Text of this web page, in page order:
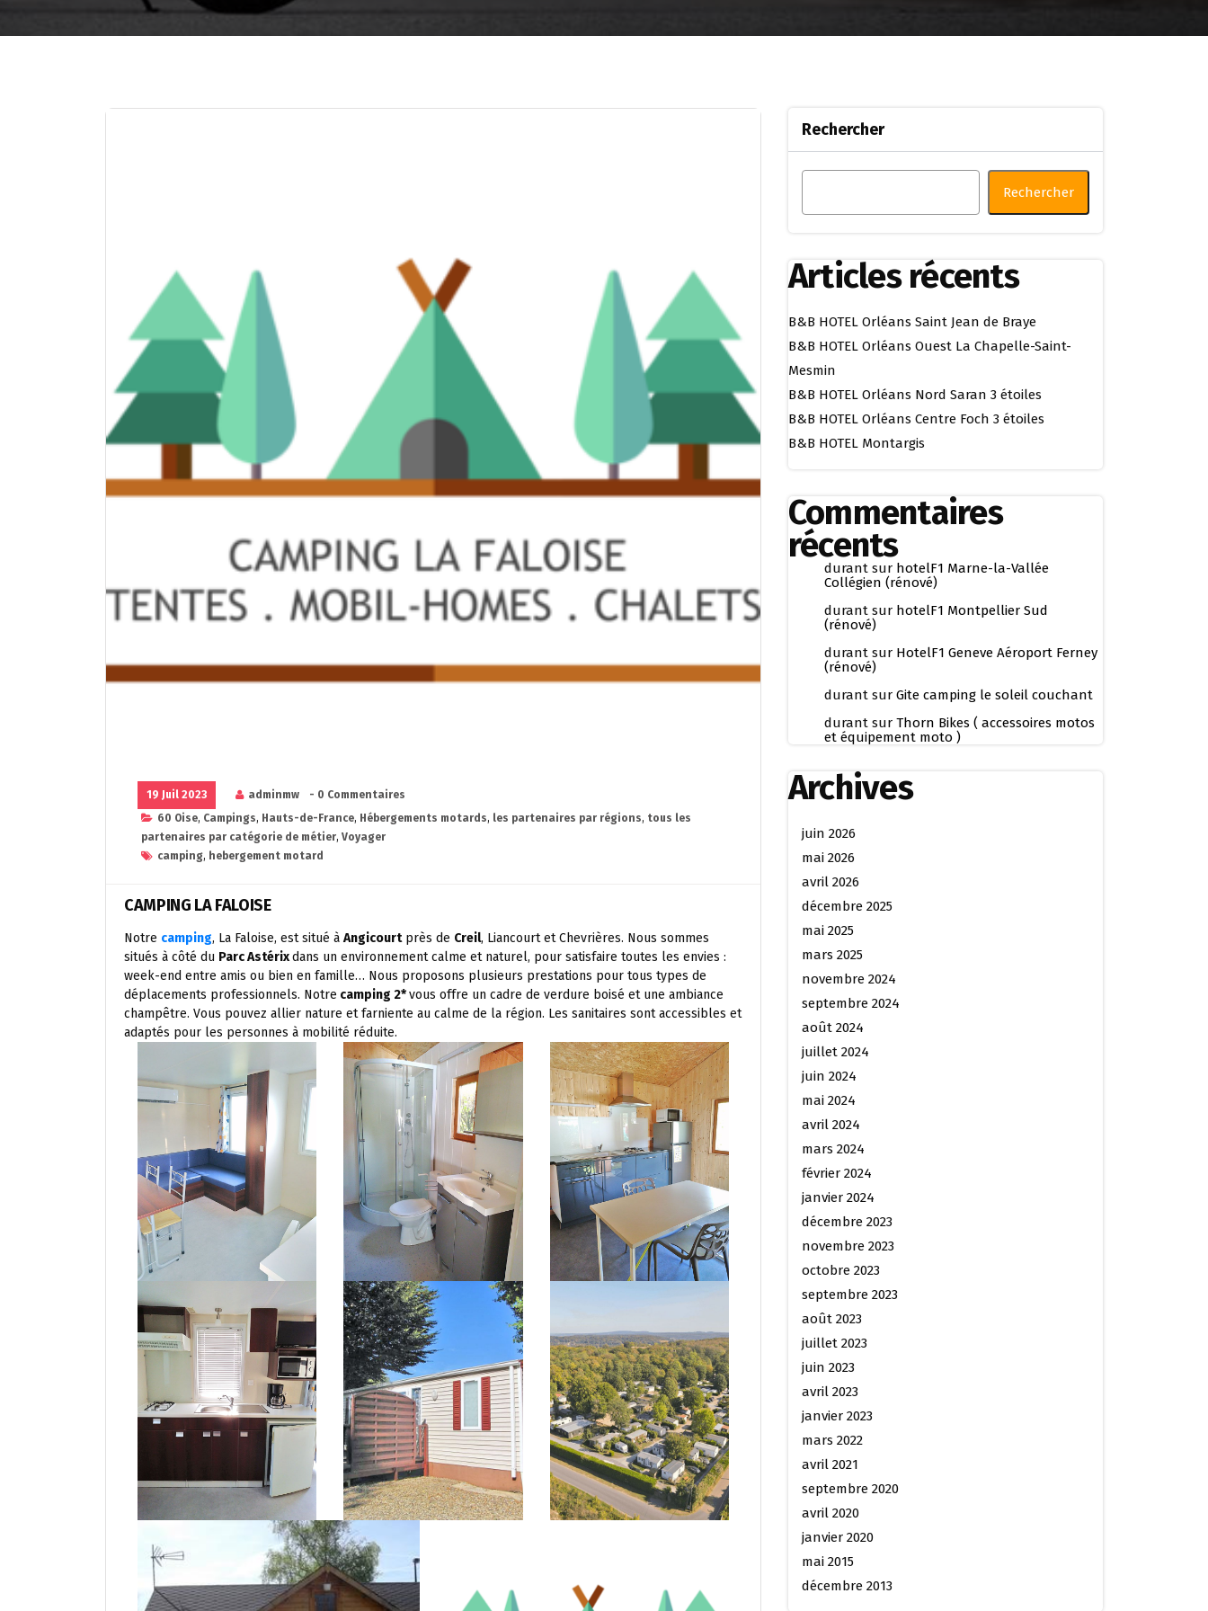
19 Juil 2023 adminmw
- 0 Commentaires
60 Oise, Campings, Hauts-de-France, Hébergements motards, les partenaires par régions, tous les
partenaires par catégorie de métier, Voyager
camping, hebergement motard
CAMPING LA FALOISE
Notre camping, La Faloise, est situé à Angicourtprès de Creil, Liancourt et Chevrières. Nous sommes
situés à côté du Parc Astérixdans un environnement calme et naturel, pour satisfaire toutes les envies :
week-end entre amis ou bien en famille… Nous proposons plusieurs prestations pour tous types de
déplacements professionnels. Notre camping 2*vous offre un cadre de verdure boisé et une ambiance
champêtre. Vous pouvez allier nature et farniente au calme de la région. Les sanitaires sont accessibles et
adaptés pour les personnes à mobilité réduite.
Rechercher
Rechercher
Articles récents
B&B HOTEL Orléans Saint Jean de Braye
B&B HOTEL Orléans Ouest La Chapelle-Saint-
Mesmin
B&B HOTEL Orléans Nord Saran 3 étoiles
B&B HOTEL Orléans Centre Foch 3 étoiles
B&B HOTEL Montargis
Commentaires
récents
durant sur hotelF1 Marne-la-Vallée
Collégien (rénové)
durant sur hotelF1 Montpellier Sud
(rénové)
durant sur HotelF1 Geneve Aéroport Ferney
(rénové)
durant sur Gite camping le soleil couchant
durant sur Thorn Bikes ( accessoires motos
et équipement moto )
Archives
juin 2026
mai 2026
avril 2026
décembre 2025
mai 2025
mars 2025
novembre 2024
septembre 2024
août 2024
juillet 2024
juin 2024
mai 2024
avril 2024
mars 2024
février 2024
janvier 2024
décembre 2023
novembre 2023
octobre 2023
septembre 2023
août 2023
juillet 2023
juin 2023
avril 2023
janvier 2023
mars 2022
avril 2021
septembre 2020
avril 2020
janvier 2020
mai 2015
décembre 2013